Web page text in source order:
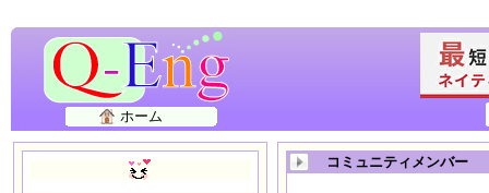
ホーム
コミュニティメンバー